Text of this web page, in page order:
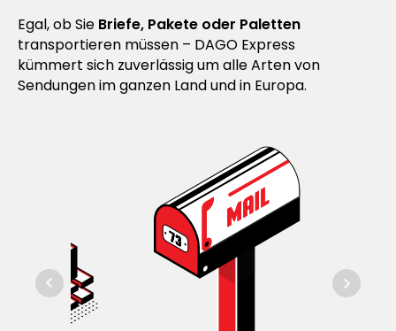
Egal, ob Sie Briefe, Pakete oder Paletten
transportieren müssen – DAGO Express
kümmert sich zuverlässig um alle Arten von
Sendungen im ganzen Land und in Europa.